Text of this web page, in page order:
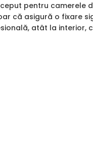
pentru camerele
că asigură o fixare
atât la interior,